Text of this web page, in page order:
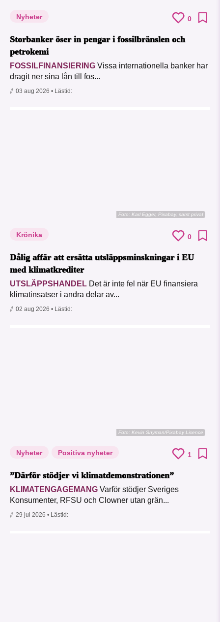
Nyheter 0
Storbanker öser in pengar i fossilbränslen och
petrokemi
FOSSILFINANSIERING Vissa internationella banker har
dragit ner sina lån till fos...
03 aug 2026 • Lästid:
Foto: Karl Egger, Pixabay, samt privat
Krönika 0
Dålig affär att ersätta utsläppsminskningar i EU
med klimatkrediter
UTSLÄPPSHANDEL Det är inte fel när EU finansiera
klimatinsatser i andra delar av...
02 aug 2026 • Lästid:
Foto: Kevin Snyman/Pixabay Licence
Nyheter Positiva nyheter 1
”Därför stödjer vi klimatdemonstrationen”
KLIMATENGAGEMANG Varför stödjer Sveriges
Konsumenter, RFSU och Clowner utan grän...
29 jul 2026 • Lästid: